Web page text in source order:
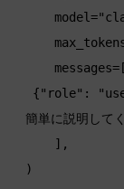
簡単に説明して
)